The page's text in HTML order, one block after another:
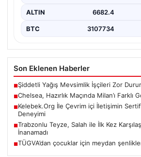
ALTIN 6682.4
BTC 3107734
Son Eklenen Haberler
■Şiddetli Yağış Mevsimlik İşçileri Zor
■Chelsea, Hazırlık Maçında Milan’ı Farklı
■Kelebek.Org İle Çevrim içi İletişimin
Deneyimi
■Trabzonlu Teyze, Salah ile İlk Kez
İnanamadı
■TÜGVA’dan çocuklar için meydan